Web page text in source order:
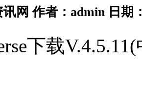
网 作者：admin 日期
下载V.4.5.11(